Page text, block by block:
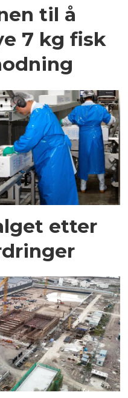
til å
7 kg fisk
etter